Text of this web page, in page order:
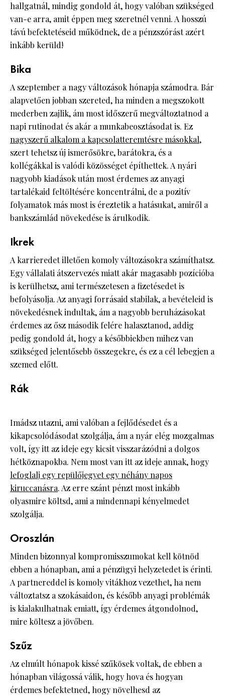
hallgatnál, mindig gondold át, hogy valóban szükséged
van-e arra, amit éppen meg szeretnél venni. A hosszú
távú befektetéseid működnek, de a pénzszórást azért
inkább kerüld!
Bika
A szeptember a nagy változások hónapja számodra. Bár
alapvetően jobban szereted, ha minden a megszokott
mederben zajlik, ám most időszerű megváltoztatnod a
napi rutinodat és akár a munkabeosztásodat is. Ez
nagyszerű alkalom a kapcsolatteremtésre másokkal,
szert tehetsz új ismerősökre, barátokra, és a
kollégákkal is valódi közösséget építhettek. A nyári
nagyobb kiadások után most érdemes az anyagi
tartalékaid feltöltésére koncentrálni, de a pozitív
folyamatok más most is éreztetik a hatásukat, amiről a
bankszámlád növekedése is árulkodik.
Ikrek
A karrieredet illetően komoly változásokra számíthatsz.
Egy vállalati átszervezés miatt akár magasabb pozícióba
is kerülhetsz, ami természetesen a fizetésedet is
befolyásolja. Az anyagi forrásaid stabilak, a bevételeid is
növekedésnek indultak, ám a nagyobb beruházásokat
érdemes az ősz második felére halasztanod, addig
pedig gondold át, hogy a későbbiekben mihez van
szükséged jelentősebb összegekre, és ez a cél lebegjen a
szemed előtt.
Rák
Imádsz utazni, ami valóban a fejlődésedet és a
kikapcsolódásodat szolgálja, ám a nyár elég mozgalmas
volt, így itt az ideje egy kicsit visszarázódni a dolgos
hétköznapokba. Nem most van itt az ideje annak, hogy
lefoglalj egy repülőjegyet egy néhány napos
kiruccanásra. Az erre szánt pénzt most inkább
olyasmire költsd, ami a mindennapi kényelmedet
szolgálja.
Oroszlán
Minden bizonnyal kompromisszumokat kell kötnöd
ebben a hónapban, ami a pénzügyi helyzetedet is érinti.
A partnereddel is komoly vitákhoz vezethet, ha nem
változtatsz a szokásaidon, és később anyagi problémák
is kialakulhatnak emiatt, így érdemes átgondolnod,
mire költesz a jövőben.
Szűz
Az elmúlt hónapok kissé szűkösek voltak, de ebben a
hónapban világossá válik, hogy hova és hogyan
érdemes befektetned, hogy növelhesd az